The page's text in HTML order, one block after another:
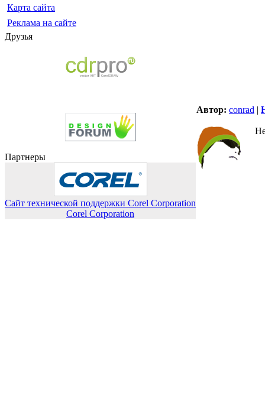
Карта сайта
Реклама на сайте
Друзья
Партнеры
Сайт технической поддержки Corel Corporation
Corel Corporation
Автор: conrad |